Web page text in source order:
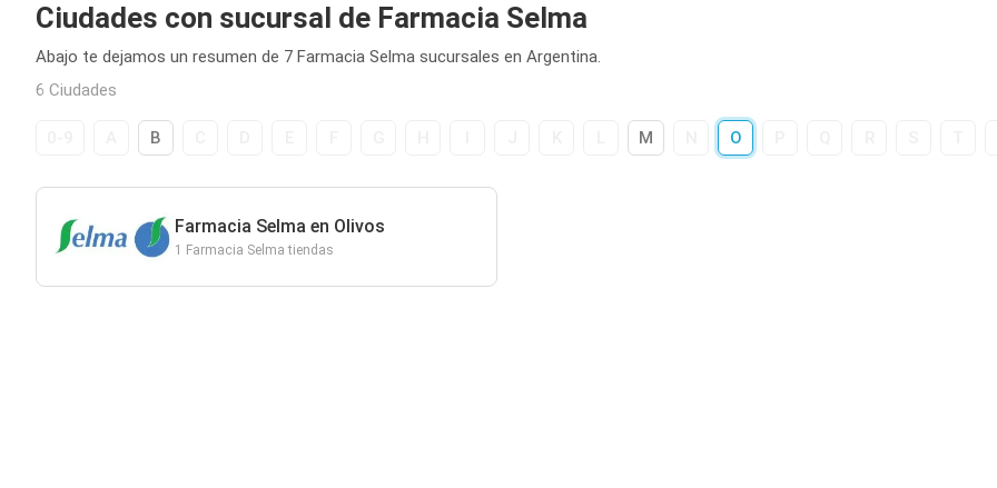
Ciudades con sucursal de Farmacia Selma
Abajo te dejamos un resumen de 7 Farmacia Selma sucursales en Argentina.
6 Ciudades
B M O
Farmacia Selma en Olivos
1 Farmacia Selma tiendas